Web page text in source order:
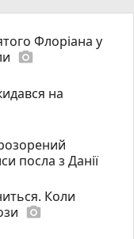
Флоріана у
photo_camera
на
посла з Данії
Коли
photo_camera